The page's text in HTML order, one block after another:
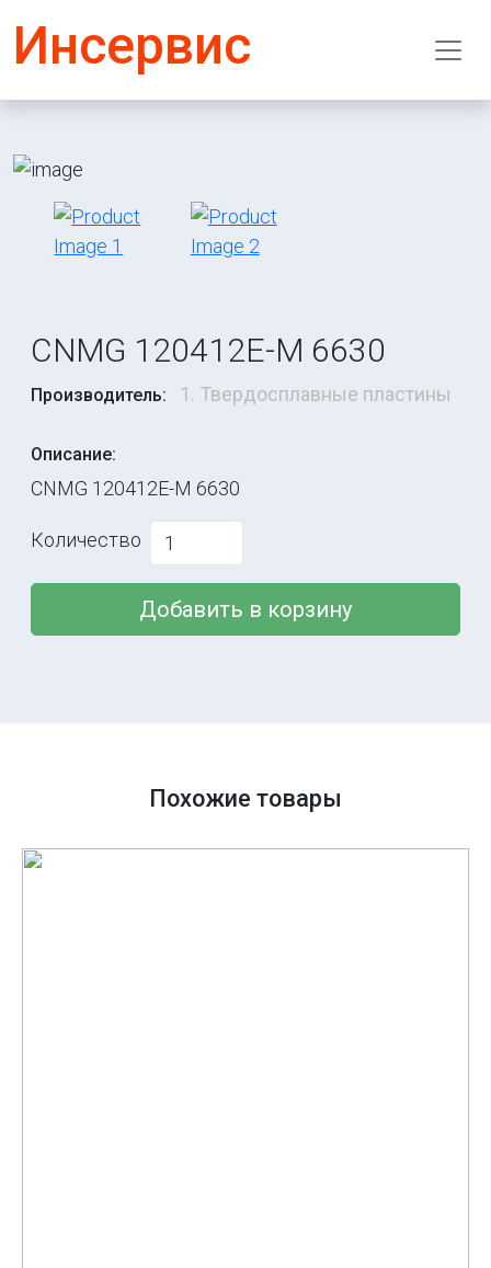
Инсервис
CNMG 120412E-M 6630
Производитель: 1. Твердосплавные пластины
Описание:
CNMG 120412E-M 6630
Количество
Добавить в корзину
Похожие товары